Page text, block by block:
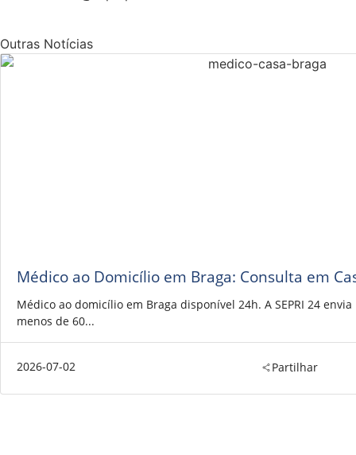
Outras Notícias
Médico ao Domicílio em Braga: Consulta em
Médico ao domicílio em Braga disponível 24h. A SEPRI 24
menos de 60...
2026-07-02 Partilhar